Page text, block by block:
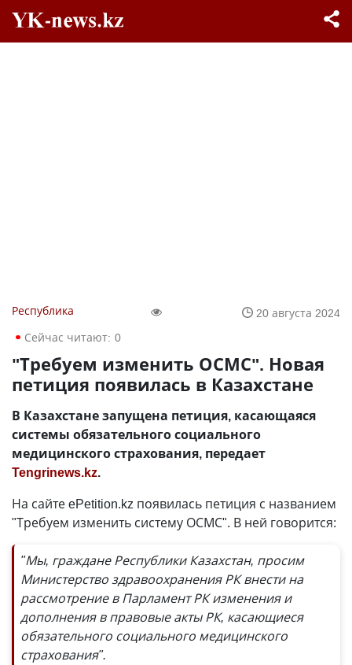
Республика
20 августа 2024
Сейчас читают: 0
"Требуем изменить ОСМС". Новая
петиция появилась в Казахстане
В Казахстане запущена петиция, касающаяся
системы обязательного социального
медицинского страхования, передает
Tengrinews.kz.
На сайте ePetition.kz появилась петиция с названием
"Требуем изменить систему ОСМС". В ней говорится:
"Мы, граждане Республики Казахстан, просим
Министерство здравоохранения РК внести на
рассмотрение в Парламент РК изменения и
дополнения в правовые акты РК, касающиеся
обязательного социального медицинского
страхования".